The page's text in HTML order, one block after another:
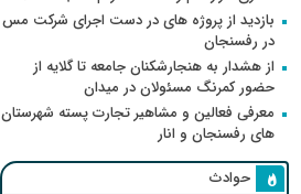
بازدید از پروژه های در دست اجرای شرکت مس
در رفسنجان
از هشدار به هنجارشکنان جامعه تا گلایه از
حضور کمرنگ مسئولان در میدان
معرفی فعالین و مشاهیر تجارت پسته شهرستان
های رفسنجان و انار
حوادث